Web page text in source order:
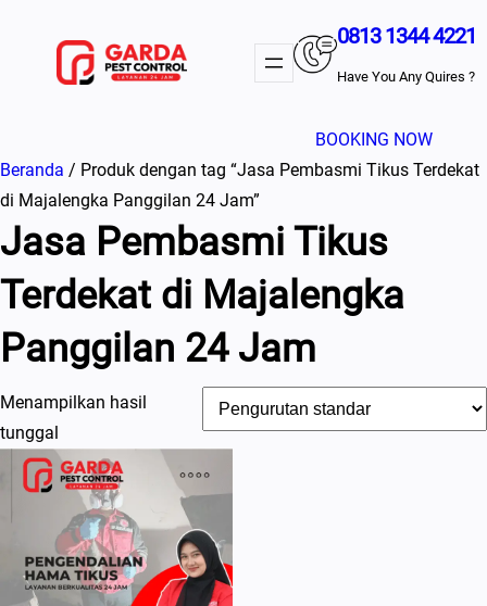
0813 1344 4221
Have You Any Quires ?
BOOKING NOW
Beranda / Produk dengan tag “Jasa Pembasmi Tikus Terdekat
di Majalengka Panggilan 24 Jam”
Jasa Pembasmi Tikus
Terdekat di Majalengka
Panggilan 24 Jam
Menampilkan hasil
tunggal